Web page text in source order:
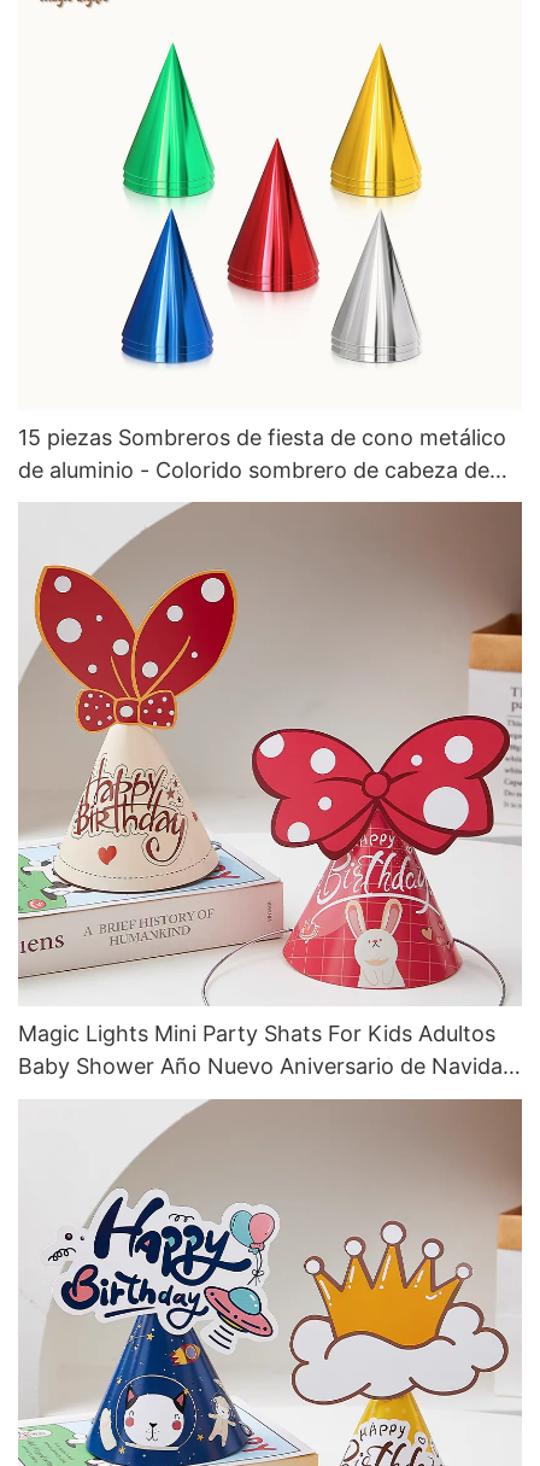
15 piezas Sombreros de fiesta de cono metálico
de aluminio - Colorido sombrero de cabeza de
cumpleaños de Magic Lights
Magic Lights Mini Party Shats For Kids Adultos
Baby Shower Año Nuevo Aniversario de Navidad
Eventos de vacaciones